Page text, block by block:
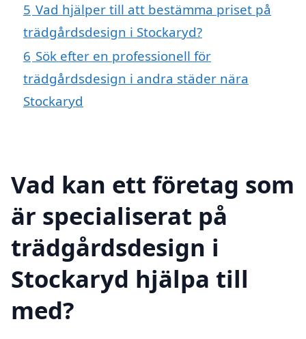
5 Vad hjälper till att bestämma priset på
trädgårdsdesign i Stockaryd?
6 Sök efter en professionell för
trädgårdsdesign i andra städer nära
Stockaryd
Vad kan ett företag som
är specialiserat på
trädgårdsdesign i
Stockaryd hjälpa till
med?